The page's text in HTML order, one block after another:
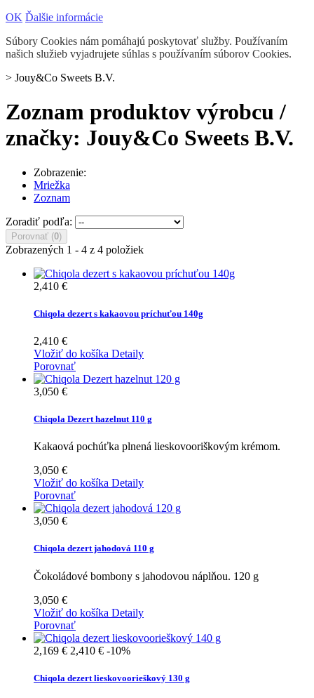
OK Ďalšie informácie
Súbory Cookies nám pomáhajú poskytovať služby. Používaním
našich služieb vyjadrujete súhlas s používaním súborov Cookies.
> Jouy&Co Sweets B.V.
Zoznam produktov výrobcu /
značky: Jouy&Co Sweets B.V.
Zobrazenie:
Mriežka
Zoznam
Zoradiť podľa:
Porovnať (0)
Zobrazených 1 - 4 z 4 položiek
2,410 €
Chiqola dezert s kakaovou príchuťou 140g
2,410 €
Vložiť do košíka Detaily
Porovnať
3,050 €
Chiqola Dezert hazelnut 110 g
Kakaová pochúťka plnená lieskovooriškovým krémom.
3,050 €
Vložiť do košíka Detaily
Porovnať
3,050 €
Chiqola dezert jahodová 110 g
Čokoládové bombony s jahodovou náplňou. 120 g
3,050 €
Vložiť do košíka Detaily
Porovnať
2,169 € 2,410 € -10%
Chiqola dezert lieskovoorieškový 130 g